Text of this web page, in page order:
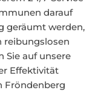
darauf
geräumt werden,
reibungslosen
Sie auf unsere
Effektivität
Fröndenberg